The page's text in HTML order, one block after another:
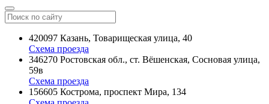
420097 Казань, Товарищеская улица, 40
Схема проезда
346270 Ростовская обл., ст. Вёшенская, Сосновая улица,
59в
Схема проезда
156605 Кострома, проспект Мира, 134